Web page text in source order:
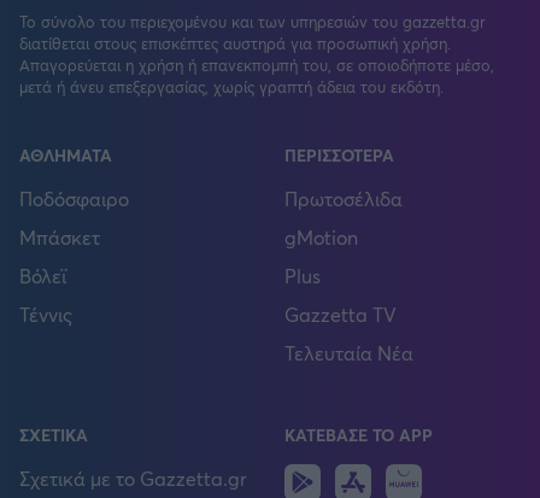
Το σύνολο του περιεχομένου και των υπηρεσιών του gazzetta.gr
διατίθεται στους επισκέπτες αυστηρά για προσωπική χρήση.
Απαγορεύεται η χρήση ή επανεκπομπή του, σε οποιοδήποτε μέσο,
μετά ή άνευ επεξεργασίας, χωρίς γραπτή άδεια του εκδότη.
ΑΘΛΗΜΑΤΑ
Ποδόσφαιρο
Μπάσκετ
Βόλεϊ
Τέννις
ΠΕΡΙΣΣΟΤΕΡΑ
Πρωτοσέλιδα
gMotion
Plus
Gazzetta TV
Τελευταία Νέα
ΣΧΕΤΙΚΑ
Σχετικά με το Gazzetta.gr
ΚΑΤΕΒΑΣΕ ΤΟ APP
Android
IOS